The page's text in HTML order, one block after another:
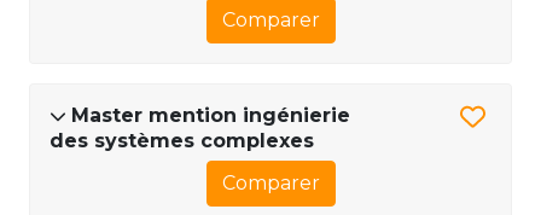
Comparer
Master mention ingénierie
des systèmes complexes
Comparer